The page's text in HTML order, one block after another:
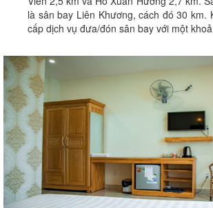
là sân bay Liên Khương, cách đó 30 km.
cấp dịch vụ đưa/đón sân bay với một